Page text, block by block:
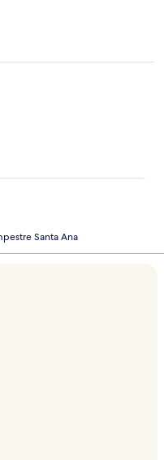
Santa Ana